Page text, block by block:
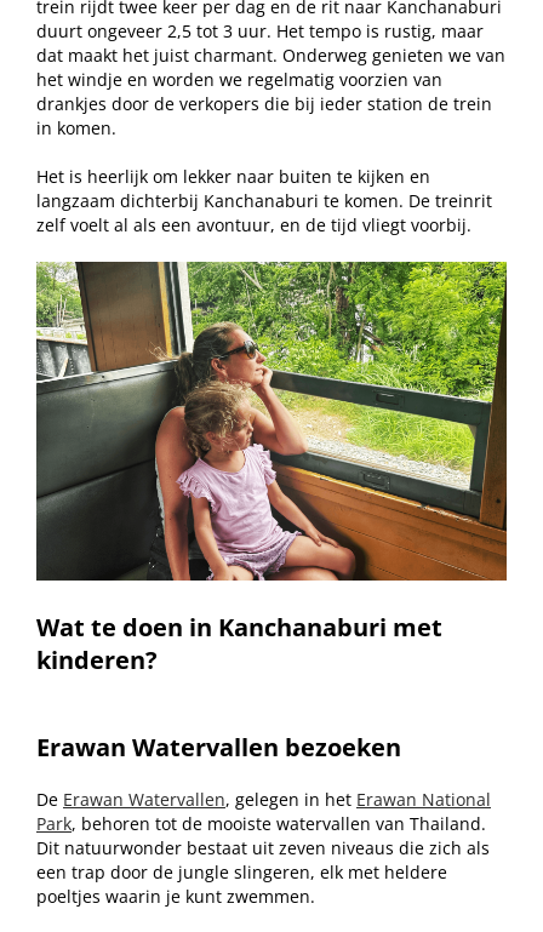
trein rijdt twee keer per dag en de rit naar Kanchanaburi
duurt ongeveer 2,5 tot 3 uur. Het tempo is rustig, maar
dat maakt het juist charmant. Onderweg genieten we van
het windje en worden we regelmatig voorzien van
drankjes door de verkopers die bij ieder station de trein
in komen.
Het is heerlijk om lekker naar buiten te kijken en
langzaam dichterbij Kanchanaburi te komen. De treinrit
zelf voelt al als een avontuur, en de tijd vliegt voorbij.
Wat te doen in Kanchanaburi met
kinderen?
Erawan Watervallen bezoeken
De Erawan Watervallen, gelegen in het Erawan National
Park, behoren tot de mooiste watervallen van Thailand.
Dit natuurwonder bestaat uit zeven niveaus die zich als
een trap door de jungle slingeren, elk met heldere
poeltjes waarin je kunt zwemmen.